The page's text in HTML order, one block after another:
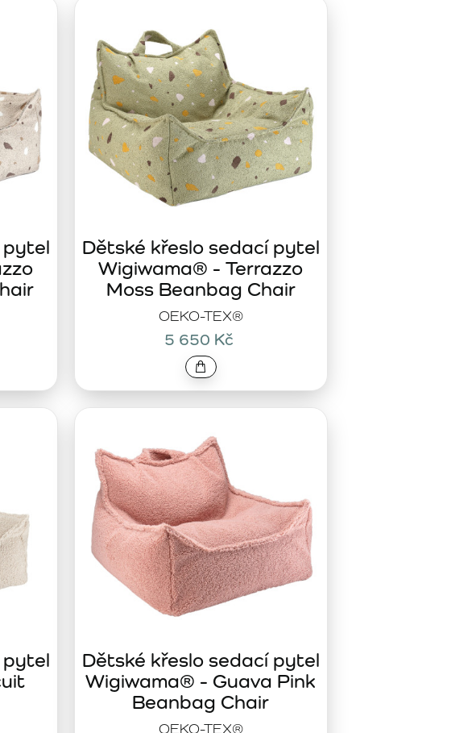
je ideální pro děti, které milují pastelové odstíny a hledají útulné místo k
pohodlí a oporu pro tělo.
sedací vak ve tvaru medvěda je nejen pohodlný, ale také skvělý doplněk do
vaku ideální místo k odpočinku a hrám.
sedací vak okamžitě zamilují díky jeho měkkému povrchu a dlouhým
ale i funkčním doplňkem do dětského pokoje.
pytel
OEKO-TEX®
Dětské křeslo sedací pytel
Wigiwama® - Terrazzo
Moss Beanbag Chair
5 650 Kč
pytel
OEKO-TEX®
Dětské křeslo sedací pytel
Wigiwama® - Guava Pink
Beanbag Chair